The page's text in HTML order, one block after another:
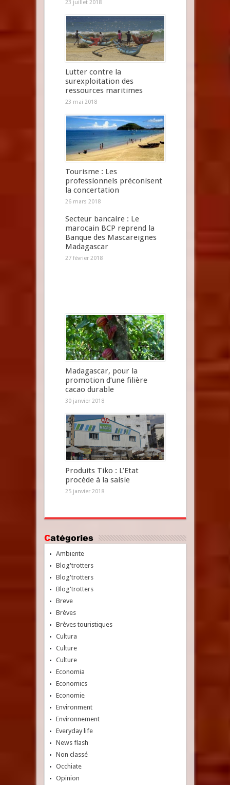
23 juillet 2018
Lutter contre la
surexploitation des
ressources maritimes
23 mai 2018
Tourisme : Les
professionnels préconisent
la concertation
26 mars 2018
Secteur bancaire : Le
marocain BCP reprend la
Banque des Mascareignes
Madagascar
27 février 2018
Madagascar, pour la
promotion d’une filière
cacao durable
30 janvier 2018
Produits Tiko : L’Etat
procède à la saisie
25 janvier 2018
Catégories
Ambiente
Blog'trotters
Blog'trotters
Blog'trotters
Breve
Brèves
Brèves touristiques
Cultura
Culture
Culture
Economia
Economics
Economie
Environment
Environnement
Everyday life
News flash
Non classé
Occhiate
Opinion